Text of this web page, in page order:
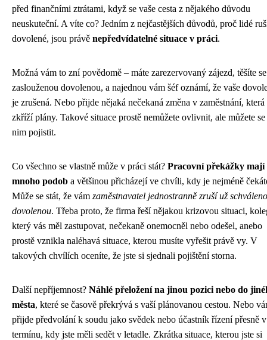
před finančními ztrátami, když se vaše cesta z nějakého důvodu
neuskuteční. A víte co? Jedním z nejčastějších důvodů, proč lidé
dovolené, jsou právě nepředvídatelné situace v práci.
Možná vám to zní povědomě – máte zarezervovaný zájezd, těšíte
zaslouženou dovolenou, a najednou vám šéf oznámí, že vaše
je zrušená. Nebo přijde nějaká nečekaná změna v zaměstnání, která
zkříží plány. Takové situace prostě nemůžete ovlivnit, ale můžete
nim pojistit.
Co všechno se vlastně může v práci stát? Pracovní překážky mají
mnoho podob a většinou přicházejí ve chvíli, kdy je nejméně
Může se stát, že vám zaměstnavatel jednostranně zruší už
dovolenou. Třeba proto, že firma řeší nějakou krizovou situaci,
který vás měl zastupovat, nečekaně onemocněl nebo odešel, anebo
prostě vznikla naléhavá situace, kterou musíte vyřešit právě vy. V
takových chvílích oceníte, že jste si sjednali pojištění storna.
Další nepříjemnost? Náhlé přeložení na jinou pozici nebo do
města, které se časově překrývá s vaší plánovanou cestou. Nebo
přijde předvolání k soudu jako svědek nebo účastník řízení přesně v
termínu, kdy jste měli sedět v letadle. Zkrátka situace, kterou jste si